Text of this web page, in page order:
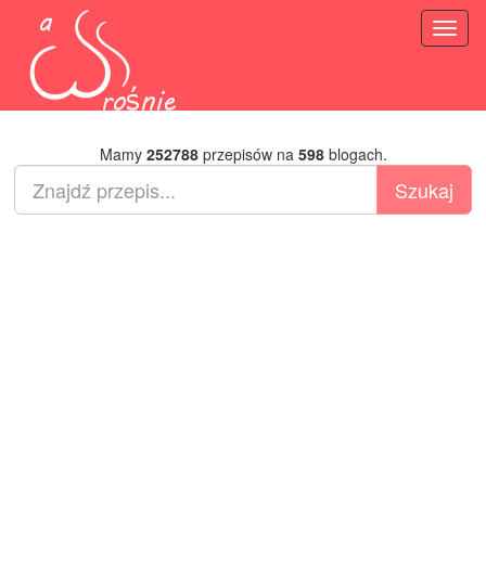
Mamy 252788przepisów na 598blogach.